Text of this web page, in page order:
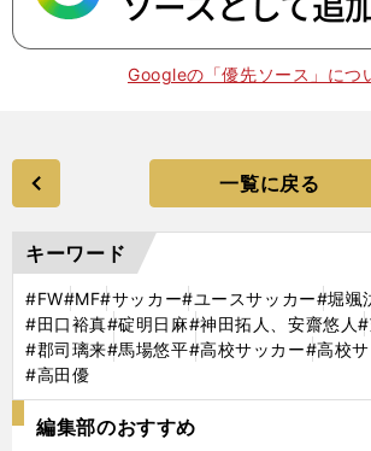
Googleの「優先ソース」につ
一覧に戻る
キーワード
#FW#MF#サッカー#ユースサッカー#堀颯
#田口裕真#碇明日麻#神田拓人、安齋悠人
#郡司璃来#馬場悠平#高校サッカー#高校
#高田優
編集部のおすすめ